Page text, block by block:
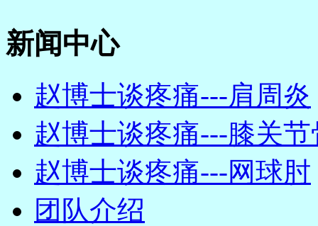
新闻中心
赵博士谈疼痛---肩周炎
赵博士谈疼痛---膝关
赵博士谈疼痛---网球肘
团队介绍